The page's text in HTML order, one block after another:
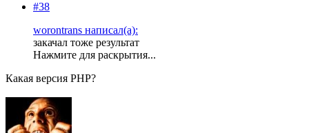
#38
worontrans написал(а):
закачал тоже результат
Нажмите для раскрытия...
Какая версия PHP?